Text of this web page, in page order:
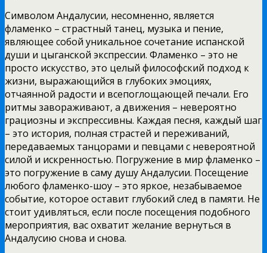
Символом Андалусии, несомненно, является
фламенко – страстный танец, музыка и пение,
являющее собой уникальное сочетание испанской
души и цыганской экспрессии. Фламенко – это не
просто искусство, это целый философский подход к
жизни, выражающийся в глубоких эмоциях,
отчаянной радости и всепоглощающей печали. Его
ритмы завораживают, а движения – невероятно
грациозны и экспрессивны. Каждая песня, каждый шаг
– это история, полная страстей и переживаний,
передаваемых танцорами и певцами с невероятной
силой и искренностью. Погружение в мир фламенко –
это погружение в саму душу Андалусии. Посещение
любого фламенко-шоу – это яркое, незабываемое
событие, которое оставит глубокий след в памяти. Не
стоит удивляться, если после посещения подобного
мероприятия, вас охватит желание вернуться в
Андалусию снова и снова.